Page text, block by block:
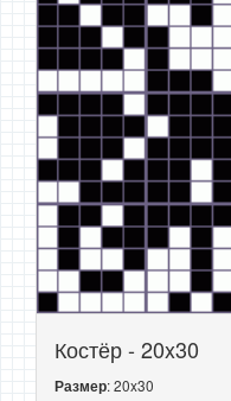
Костёр - 20x30
Размер: 20x30